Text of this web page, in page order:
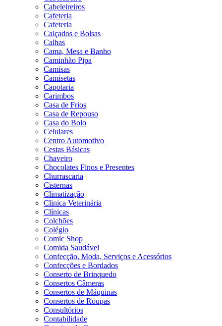
Cabeleireiros
Cafeteria
Cafeteria
Calçados e Bolsas
Calhas
Cama, Mesa e Banho
Caminhão Pipa
Camisas
Camisetas
Capotaria
Carimbos
Casa de Frios
Casa de Repouso
Casa do Bolo
Celulares
Centro Automotivo
Cestas Básicas
Chaveiro
Chocolates Finos e Presentes
Churrascaria
Cisternas
Climatização
Clinica Veterinária
Clínicas
Colchões
Colégio
Comic Shop
Comida Saudável
Confecção, Moda, Serviços e Acessórios
Confecções e Bordados
Conserto de Brinquedo
Consertos Câmeras
Consertos de Máquinas
Consertos de Roupas
Consultórios
Contabilidade